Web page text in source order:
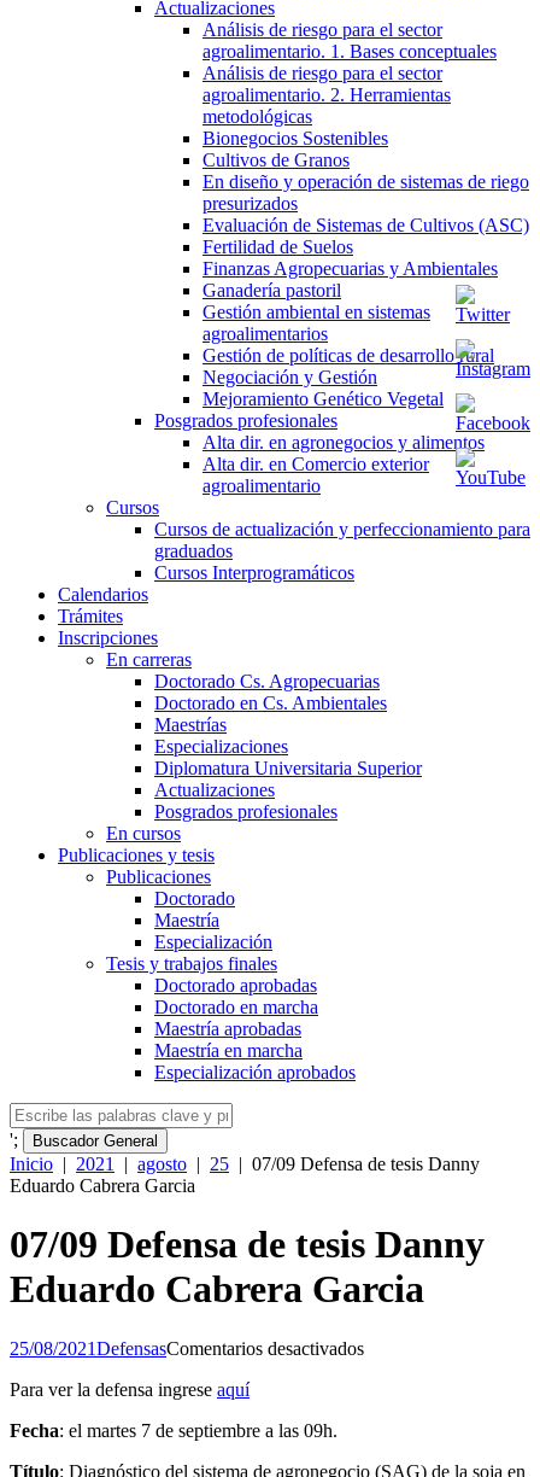
Actualizaciones
Análisis de riesgo para el sector
agroalimentario. 1. Bases conceptuales
Análisis de riesgo para el sector
agroalimentario. 2. Herramientas
metodológicas
Bionegocios Sostenibles
Cultivos de Granos
En diseño y operación de sistemas de riego
presurizados
Evaluación de Sistemas de Cultivos (ASC)
Fertilidad de Suelos
Finanzas Agropecuarias y Ambientales
Ganadería pastoril
Gestión ambiental en sistemas
agroalimentarios
Gestión de políticas de desarrollo rural
Negociación y Gestión
Mejoramiento Genético Vegetal
Posgrados profesionales
Alta dir. en agronegocios y alimentos
Alta dir. en Comercio exterior
agroalimentario
Cursos
Cursos de actualización y perfeccionamiento para
graduados
Cursos Interprogramáticos
Calendarios
Trámites
Inscripciones
En carreras
Doctorado Cs. Agropecuarias
Doctorado en Cs. Ambientales
Maestrías
Especializaciones
Diplomatura Universitaria Superior
Actualizaciones
Posgrados profesionales
En cursos
Publicaciones y tesis
Publicaciones
Doctorado
Maestría
Especialización
Tesis y trabajos finales
Doctorado aprobadas
Doctorado en marcha
Maestría aprobadas
Maestría en marcha
Especialización aprobados
'; Buscador General
Inicio | 2021 | agosto | 25 | 07/09 Defensa de tesis Danny
Eduardo Cabrera Garcia
07/09 Defensa de tesis Danny
Eduardo Cabrera Garcia
25/08/2021DefensasComentarios desactivadosen
Para ver la defensa ingrese aquí
Fecha: el martes 7 de septiembre a las 09h.
Título: Diagnóstico del sistema de agronegocio (SAG) de la soja en